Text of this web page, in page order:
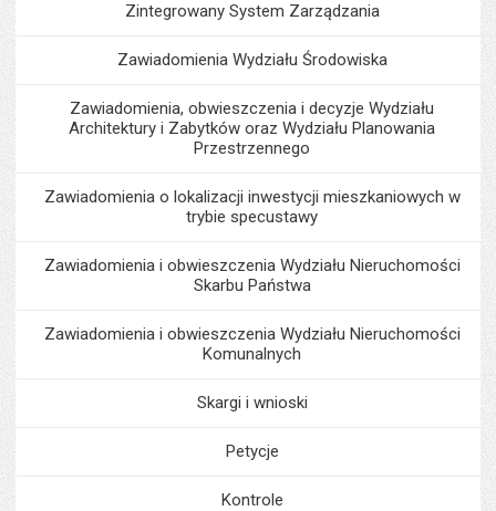
Zintegrowany System Zarządzania
Zawiadomienia Wydziału Środowiska
Zawiadomienia, obwieszczenia i decyzje Wydziału
Architektury i Zabytków oraz Wydziału Planowania
Przestrzennego
Zawiadomienia o lokalizacji inwestycji mieszkaniowych w
trybie specustawy
Zawiadomienia i obwieszczenia Wydziału Nieruchomości
Skarbu Państwa
Zawiadomienia i obwieszczenia Wydziału Nieruchomości
Komunalnych
Skargi i wnioski
Petycje
Kontrole